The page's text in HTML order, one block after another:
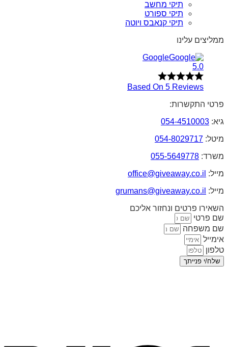
תיקי מחשב
תיקי ספורט
תיקי קנאבס ויוטה
ממליצים עלינו
Google
5.0
Based On 5 Reviews
פרטי התקשרות:
גיא: 054-4510003
מיטל: 054-8029717
משרד: 055-5649778
מייל: office@giveaway.co.il
מייל: grumans@giveaway.co.il
השאירו פרטים ונחזור אליכם
שם פרטי
שם משפחה
אימייל
טלפון
שלח/י פנייתך